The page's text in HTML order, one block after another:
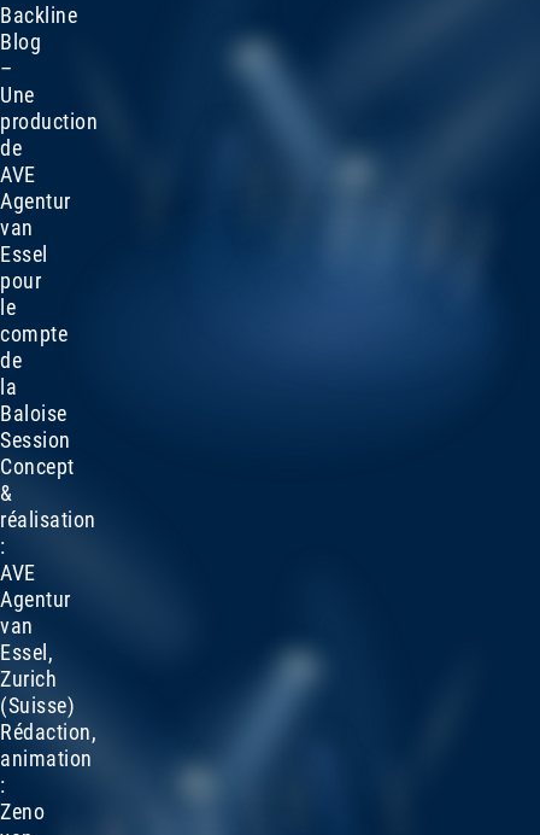
Backline
Blog
–
Une
production
de
AVE
Agentur
van
Essel
pour
le
compte
de
la
Baloise
Session
Concept
&
réalisation
:
AVE
Agentur
van
Essel,
Zurich
(Suisse)
Rédaction,
animation
:
Zeno